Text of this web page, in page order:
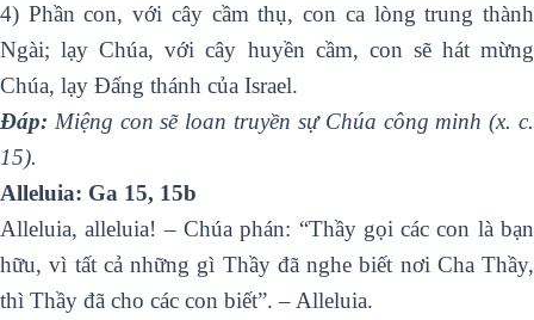
4) Phần con, với cây cầm thụ, con ca lòng trung thành
Ngài; lạy Chúa, với cây huyền cầm, con sẽ hát mừng
Chúa, lạy Ðấng thánh của Israel.
Ðáp: Miệng con sẽ loan truyền sự Chúa công minh (x. c.
15).
Alleluia: Ga 15, 15b
Alleluia, alleluia! – Chúa phán: “Thầy gọi các con là bạn
hữu, vì tất cả những gì Thầy đã nghe biết nơi Cha Thầy,
thì Thầy đã cho các con biết”. – Alleluia.